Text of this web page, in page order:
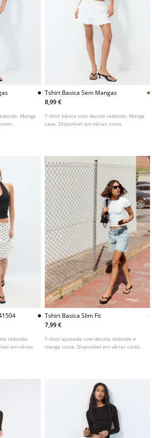
Manga
Tshirt Basica Sem Mangas
8,99 €
T-shirt básica com decote redondo. Manga
cava. Disponível em várias cores.
redondo.
em várias
Tshirt Basica Slim Fit
7,99 €
T-shirt ajustada com decote redondo e
manga curta. Disponível em várias cores.